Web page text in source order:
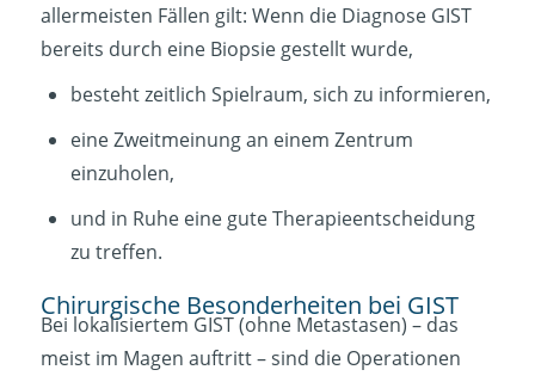
allermeisten Fällen gilt: Wenn die Diagnose GIST
bereits durch eine Biopsie gestellt wurde,
besteht zeitlich Spielraum, sich zu informieren,
eine Zweitmeinung an einem Zentrum
einzuholen,
und in Ruhe eine gute Therapieentscheidung
zu treffen.
Chirurgische Besonderheiten bei GIST
Bei lokalisiertem GIST (ohne Metastasen) – das
meist im Magen auftritt – sind die Operationen